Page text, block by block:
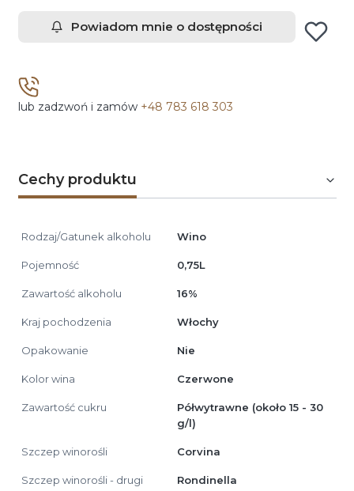
Powiadom mnie o dostępności
lub zadzwoń i zamów +48 783 618 303
Cechy produktu
Rodzaj/Gatunek alkoholu Wino
Pojemność 0,75L
Zawartość alkoholu 16%
Kraj pochodzenia Włochy
Opakowanie Nie
Kolor wina Czerwone
Zawartość cukru
Półwytrawne (około 15 - 30
g/l)
Szczep winorośli Corvina
Szczep winorośli - drugi Rondinella